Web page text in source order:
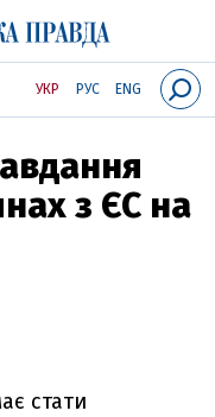
УКР РУС ENG
з ЄС на
стати